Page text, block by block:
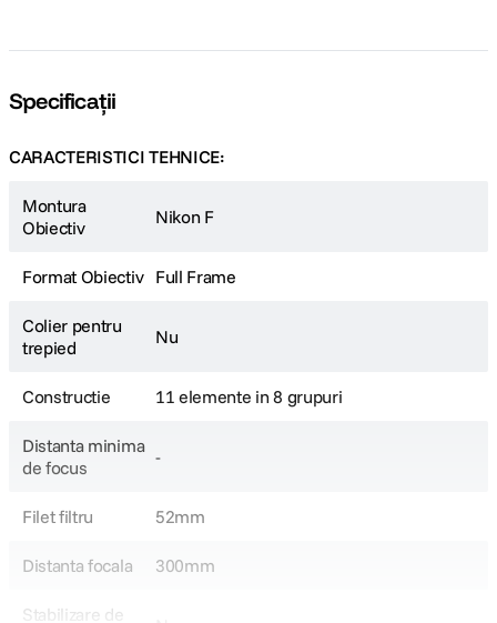
Specificații
CARACTERISTICI TEHNICE:
Montura
Obiectiv
Nikon F
Format Obiectiv Full Frame
Colier pentru
trepied
Nu
Constructie 11 elemente in 8 grupuri
Distanta minima
de focus
-
Filet filtru 52mm
Distanta focala 300mm
Stabilizare de